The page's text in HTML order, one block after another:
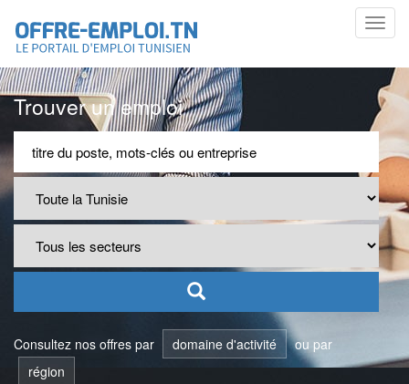
Trouver un emploi
Consultez nos offres par domaine d'activité
ou par
région